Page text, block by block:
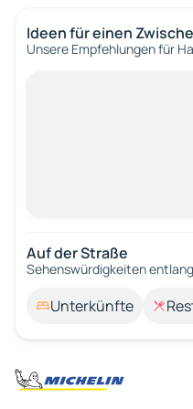
Ideen für einen
Unsere Empfehlungen für
Auf der Straße
Sehenswürdigkeiten
Unterkünfte